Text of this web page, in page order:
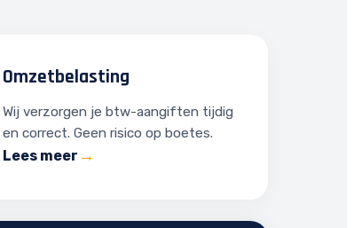
Omzetbelasting
Wij verzorgen je btw-aangiften tijdig
en correct. Geen risico op boetes.
Lees meer